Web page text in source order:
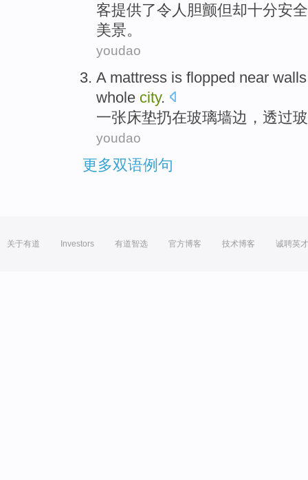
客提供了令人胆颤但却十分安全
美景。
youdao
A mattress is flopped near walls
whole city.
一张床垫扔在玻璃墙边 ，透过
youdao
更多双语例句
关于有道 Investors 有道智选 官方博客 技术博客 诚聘英才